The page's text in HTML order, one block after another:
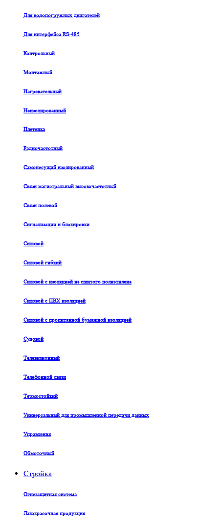
Для водопогружных двигателей
Для интерфейса RS-485
Контрольный
Монтажный
Нагревательный
Неизолированный
Плетенка
Радиочастотный
Самонесущий изолированный
Связи магистральный высокочастотный
Связи полевой
Сигнализации и блокировки
Силовой
Силовой гибкий
Силовой с изоляцией из сшитого полиэтилена
Силовой с ПВХ изоляцией
Силовой с пропитанной бумажной изоляцией
Судовой
Телевизионный
Телефонной связи
Термостойкий
Универсальный для промышленной передачи данных
Управления
Обмоточный
Стройка
Огнезащитная система
Лакокрасочная продукция